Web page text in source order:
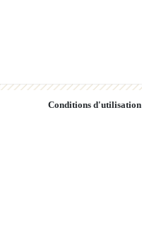
Conditions d'utilisation